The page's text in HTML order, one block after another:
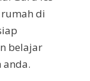
rumah di
belajar
anda.